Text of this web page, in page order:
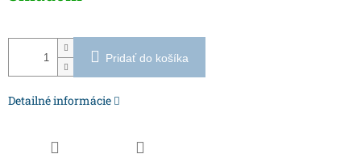
Pridať do košíka
Detailné informácie